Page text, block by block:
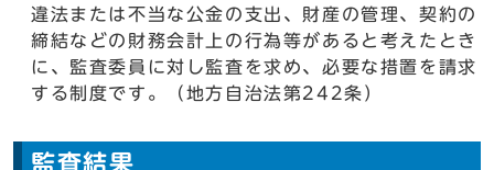
違法または不当な公金の支出、財産の管理、契約の
締結などの財務会計上の行為等があると考えたとき
に、監査委員に対し監査を求め、必要な措置を請求
する制度です。（地方自治法第242条）
監査結果